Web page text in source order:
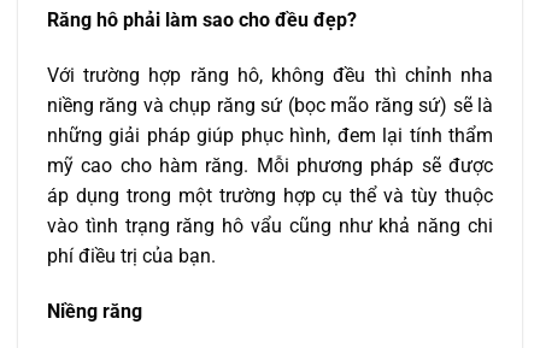
Răng hô phải làm sao cho đều đẹp?
Với trường hợp răng hô, không đều thì chỉnh nha
niềng răng và chụp răng sứ (bọc mão răng sứ) sẽ là
những giải pháp giúp phục hình, đem lại tính thẩm
mỹ cao cho hàm răng. Mỗi phương pháp sẽ được
áp dụng trong một trường hợp cụ thể và tùy thuộc
vào tình trạng răng hô vẩu cũng như khả năng chi
phí điều trị của bạn.
Niềng răng